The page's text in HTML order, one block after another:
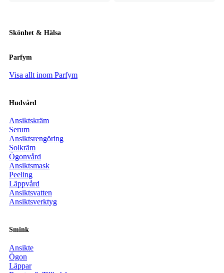
Skönhet & Hälsa
Parfym
Visa allt inom Parfym
Hudvård
Ansiktskräm
Serum
Ansiktsrengöring
Solkräm
Ögonvård
Ansiktsmask
Peeling
Läppvård
Ansiktsvatten
Ansiktsverktyg
Smink
Ansikte
Ögon
Läppar